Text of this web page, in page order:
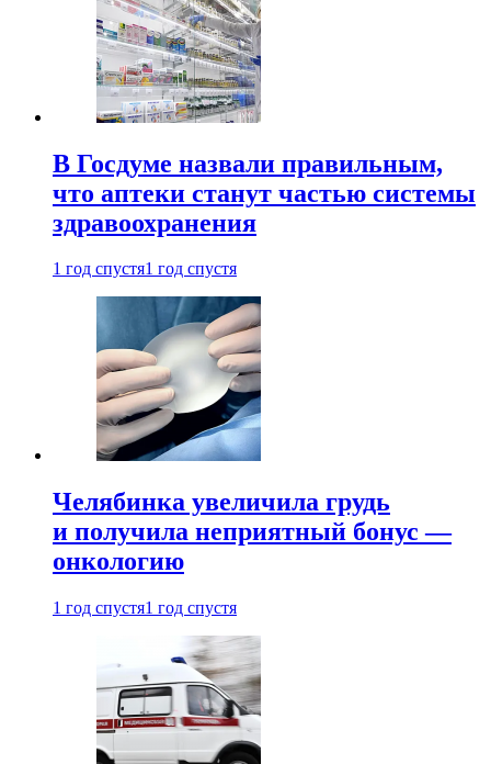
В Госдуме назвали правильным,
что аптеки станут частью системы
здравоохранения
1 год спустя1 год спустя
Челябинка увеличила грудь
и получила неприятный бонус —
онкологию
1 год спустя1 год спустя